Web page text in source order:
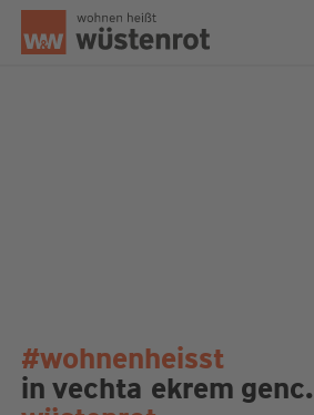
#wohnenheisst
in vechta ekrem genc.